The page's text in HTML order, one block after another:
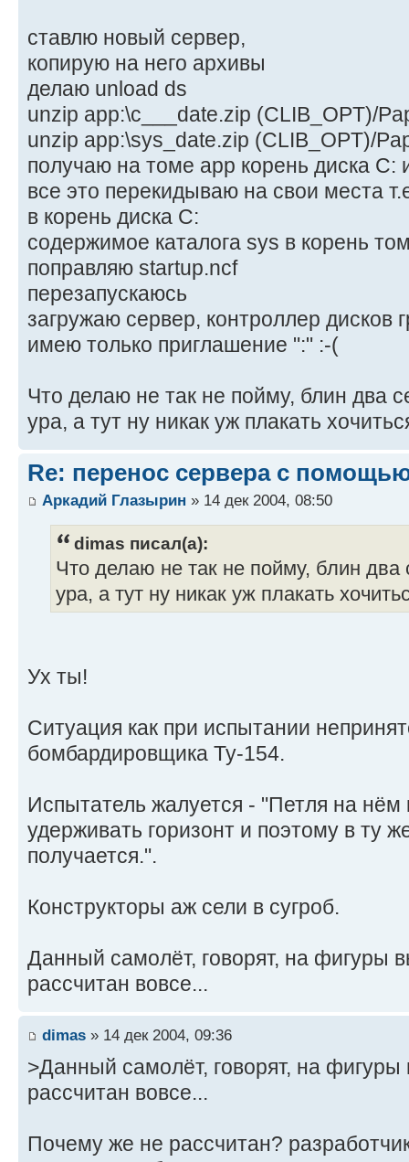
ставлю новый сервер,
копирую на него архивы
делаю unload ds
unzip app:\c___date.zip (CLIB_OPT)/
unzip app:\sys_date.zip (CLIB_OPT)/
получаю на томе app корень диска С:
все это перекидываю на свои места
в корень диска С:
содержимое каталога sys в корень
поправляю startup.ncf
перезапускаюсь
загружаю сервер, контроллер дисков
имею только приглашение ":" :-(
Что делаю не так не пойму, блин два
ура, а тут ну никак уж плакать
Re: перенос сервера с
Аркадий Глазырин » 14 дек 2004, 08:50
dimas писал(а):
Что делаю не так не пойму, блин два
ура, а тут ну никак уж плакать
Ух ты!
Ситуация как при испытании
бомбардировщика Ту-154.
Испытатель жалуется - "Петля на
удерживать горизонт и поэтому в ту
получается.".
Конструкторы аж сели в сугроб.
Данный самолёт, говорят, на фигуры
рассчитан вовсе...
dimas » 14 дек 2004, 09:36
>Данный самолёт, говорят, на
рассчитан вовсе...
Почему же не рассчитан?